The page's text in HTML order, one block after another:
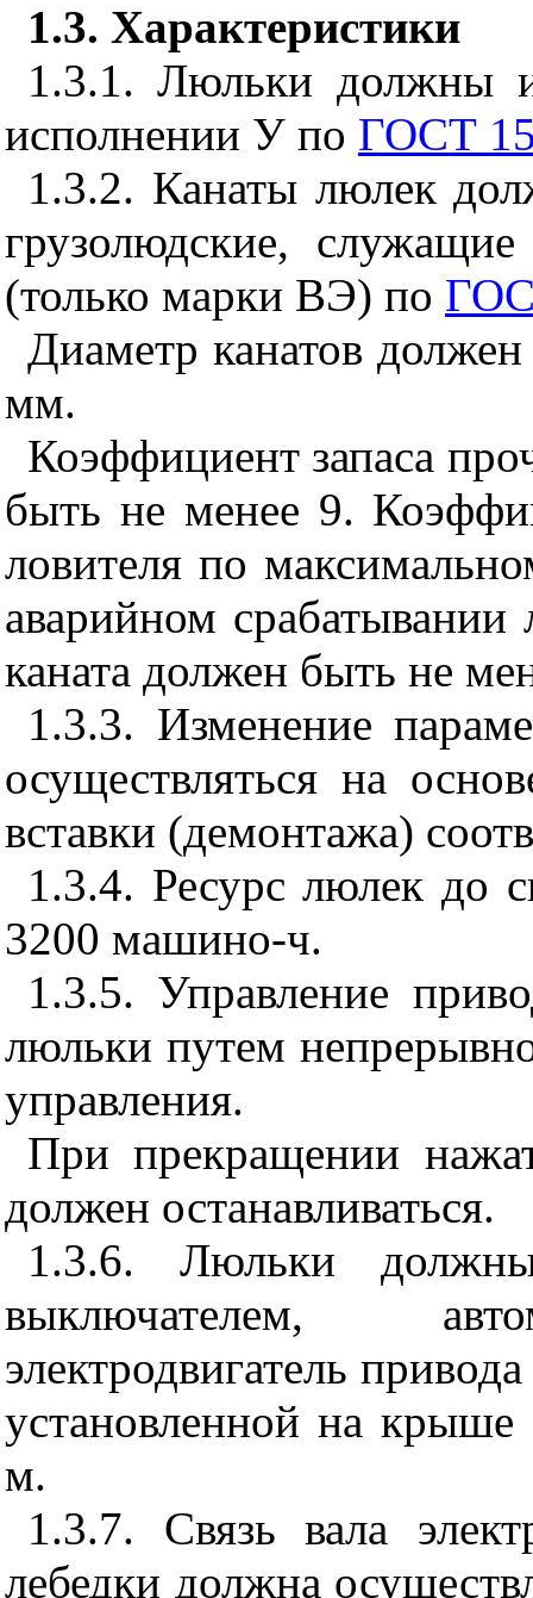
1.3. Характеристики
1.3.1. Люльки должны
исполнении У по ГОСТ
1.3.2. Канаты люлек
грузолюдские,
(только марки ВЭ) по
Диаметр канатов
мм.
Коэффициент запаса
быть не менее 9.
ловителя по
аварийном срабатывании
каната должен быть не
1.3.3. Изменение
осуществляться на
вставки (демонтажа)
1.3.4. Ресурс люлек до
3200 машино-ч.
1.3.5. Управление
люльки путем
управления.
При прекращении
должен останавливаться.
1.3.6. Люльки
выключателем,
электродвигатель
установленной на крыше
м.
1.3.7. Связь вала
лебедки должна